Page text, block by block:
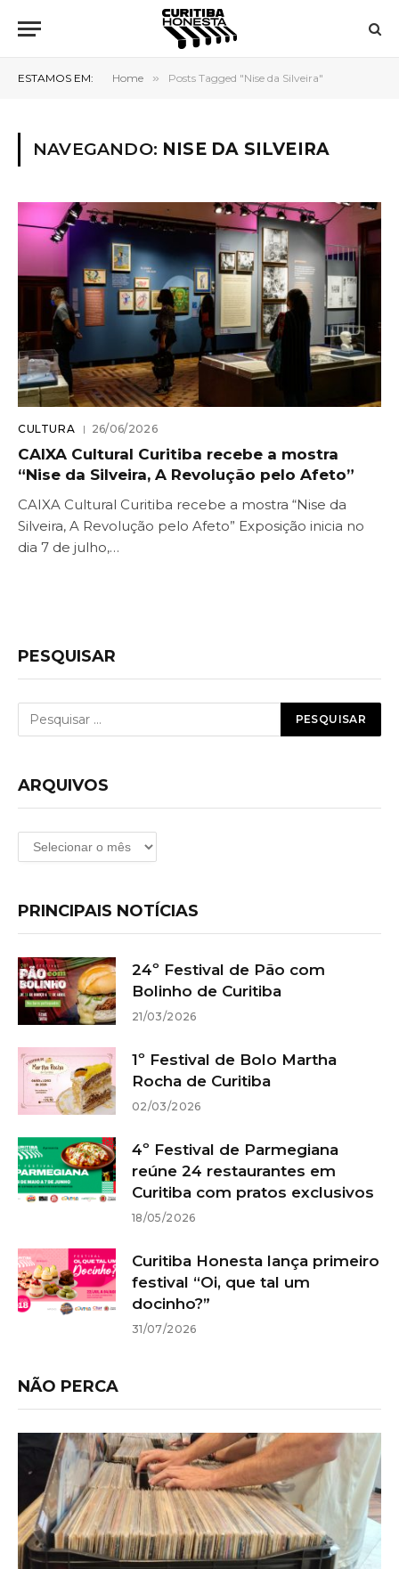
ESTAMOS EM: Home » Posts Tagged "Nise da Silveira"
NAVEGANDO: NISE DA SILVEIRA
CULTURA 26/06/2026
CAIXA Cultural Curitiba recebe a mostra
“Nise da Silveira, A Revolução pelo Afeto”
CAIXA Cultural Curitiba recebe a mostra “Nise da
Silveira, A Revolução pelo Afeto” Exposição inicia no
dia 7 de julho,…
PESQUISAR
ARQUIVOS
Arquivos
PRINCIPAIS NOTÍCIAS
24º Festival de Pão com
Bolinho de Curitiba
21/03/2026
1º Festival de Bolo Martha
Rocha de Curitiba
02/03/2026
4º Festival de Parmegiana
reúne 24 restaurantes em
Curitiba com pratos exclusivos
18/05/2026
Curitiba Honesta lança primeiro
festival “Oi, que tal um
docinho?”
31/07/2026
NÃO PERCA